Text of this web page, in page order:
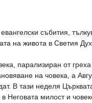
събития,
на живота в Светия Дух.
парализиран от греха
на човека, а
В тази неделя
Неговата милост и